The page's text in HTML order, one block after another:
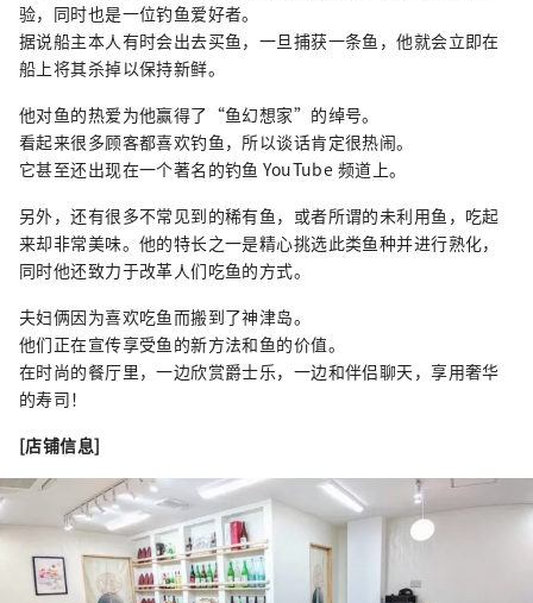
验，同时也是一位钓鱼爱好者。
据说船主本人有时会出去买鱼，一旦捕获一条鱼，他就会立即在
船上将其杀掉以保持新鲜。
他对鱼的热爱为他赢得了“鱼幻想家”的绰号。
看起来很多顾客都喜欢钓鱼，所以谈话肯定很热闹。
它甚至还出现在一个著名的钓鱼 YouTube 频道上。
另外，还有很多不常见到的稀有鱼，或者所谓的未利用鱼，吃起
来却非常美味。他的特长之一是精心挑选此类鱼种并进行熟化，
同时他还致力于改革人们吃鱼的方式。
夫妇俩因为喜欢吃鱼而搬到了神津岛。
他们正在宣传享受鱼的新方法和鱼的价值。
在时尚的餐厅里，一边欣赏爵士乐，一边和伴侣聊天，享用奢华
的寿司！
[店铺信息]